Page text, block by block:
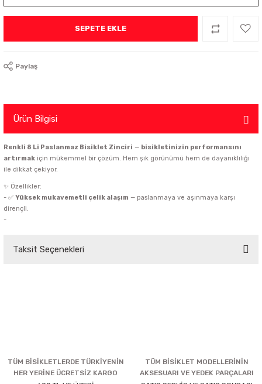
SEPETE EKLE
Paylaş
Ürün Bilgisi
Renkli 8 Li Paslanmaz Bisiklet Zinciri — bisikletinizin performansını
artırmak için mükemmel bir çözüm. Hem şık görünümü hem de dayanıklılığı
ile dikkat çekiyor.
✨ Özellikler:
- ✅ Yüksek mukavemetli çelik alaşım — paslanmaya ve aşınmaya karşı
dirençli.
-
Taksit Seçenekleri
TÜM BİSİKLETLERDE TÜRKİYENİN
HER YERİNE ÜCRETSİZ KARGO
TÜM BİSİKLET MODELLERİNİN
AKSESUARI VE YEDEK PARÇALARI